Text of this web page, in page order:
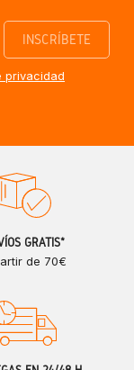
privacidad
GRATIS*
de 70€